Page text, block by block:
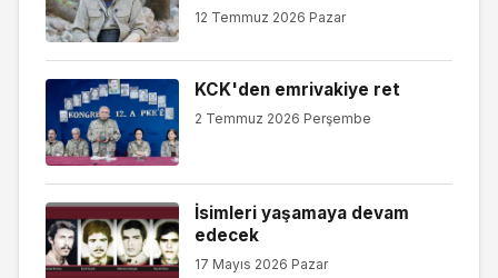
12 Temmuz 2026 Pazar
KCK'den emrivakiye ret
2 Temmuz 2026 Perşembe
İsimleri yaşamaya devam
edecek
17 Mayıs 2026 Pazar